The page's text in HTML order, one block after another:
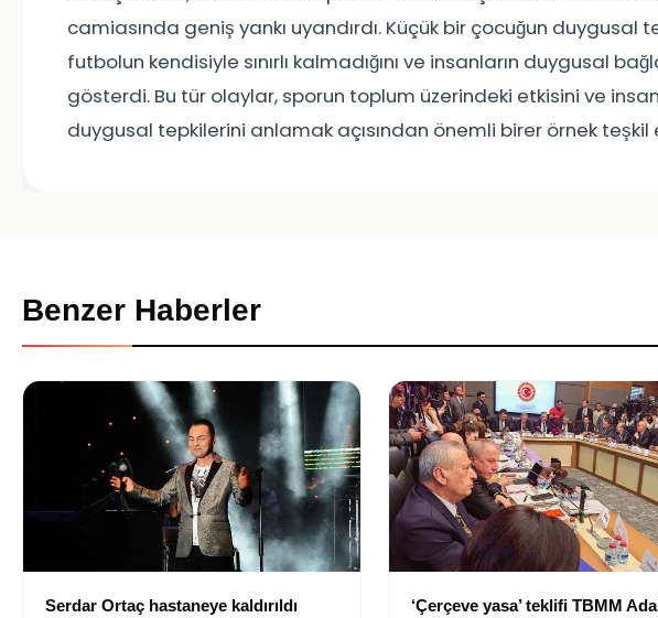
camiasında geniş yankı uyandırdı. Küçük bir çocuğun duygusal
futbolun kendisiyle sınırlı kalmadığını ve insanların duygusal
gösterdi. Bu tür olaylar, sporun toplum üzerindeki etkisini ve
duygusal tepkilerini anlamak açısından önemli birer örnek
Benzer Haberler
Serdar Ortaç hastaneye kaldırıldı
‘Çerçeve yasa’ teklifi TBMM